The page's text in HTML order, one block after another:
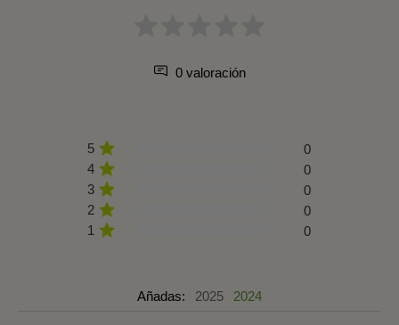
0 valoración
5
0
4
0
3
0
2
0
1
0
Añadas: 2025 2024